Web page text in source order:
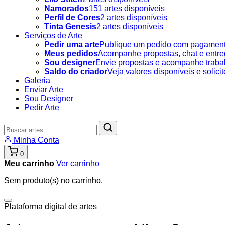
Namorados151 artes disponíveis
Perfil de Cores2 artes disponíveis
Tinta Genesis2 artes disponíveis
Serviços de Arte
Pedir uma artePublique um pedido com
Meus pedidosAcompanhe propostas, chat e
Sou designerEnvie propostas e acompanhe
Saldo do criadorVeja valores disponíveis e
Galeria
Enviar Arte
Sou Designer
Pedir Arte
Minha Conta
0
Meu carrinho Ver carrinho
Sem produto(s) no carrinho.
Plataforma digital de artes